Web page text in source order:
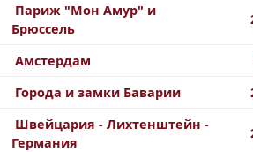
Париж "Мон Амур" и
Брюссель
Амстердам
Города и замки Баварии
Швейцария - Лихтенштейн -
Германия